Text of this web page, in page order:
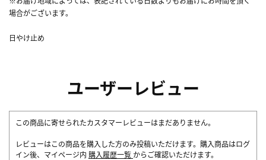
場合がございます。
日やけ止め
ユーザーレビュー
この商品に寄せられたカスタマーレビューはまだありません。
レビューはこの商品を購入した方のみ投稿いただけます。購入商品はログ
イン後、マイページ内 購入履歴一覧 からご確認いただけます。